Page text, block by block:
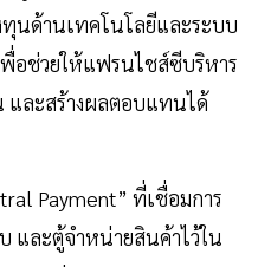
ทุนด้านเทคโนโลยีและระบบ
พื่อช่วยให้แฟรนไชส์ซีบริหาร
และสร้างผลตอบแทนได้
Payment” ที่เชื่อมการ
และตู้จำหน่ายสินค้าไว้ใน